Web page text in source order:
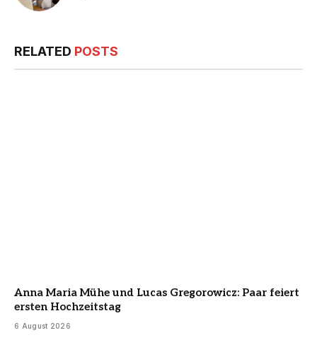
RELATED POSTS
Anna Maria Mühe und Lucas Gregorowicz: Paar feiert
ersten Hochzeitstag
6 August 2026